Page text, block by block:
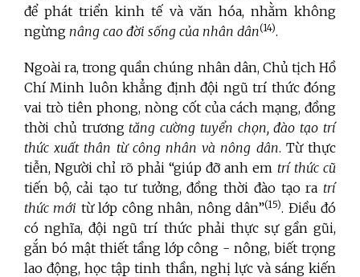
để phát triển kinh tế và văn hóa, nhằm không
ngừng nâng cao đời sống của nhân dân(14).
Ngoài ra, trong quần chúng nhân dân, Chủ tịch Hồ
Chí Minh luôn khẳng định đội ngũ trí thức đóng
vai trò tiên phong, nòng cốt của cách mạng, đồng
thời chủ trương tăng cường tuyển chọn, đào tạo trí
thức xuất thân từ công nhân và nông dân. Từ thực
tiễn, Người chỉ rõ phải “giúp đỡ anh em trí thức cũ
tiến bộ, cải tạo tư tưởng, đồng thời đào tạo ra trí
thức mới từ lớp công nhân, nông dân”(15). Điều đó
có nghĩa, đội ngũ trí thức phải thực sự gần gũi,
gắn bó mật thiết tầng lớp công - nông, biết trọng
lao động, học tập tinh thần, nghị lực và sáng kiến